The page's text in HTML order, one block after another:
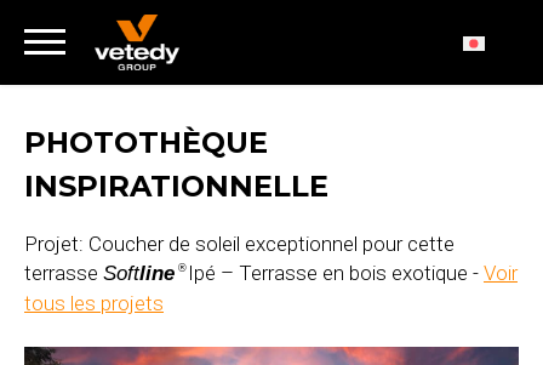
PHOTOTHÈQUE
INSPIRATIONNELLE
Projet: Coucher de soleil exceptionnel pour cette
terrasse Softline ®Ipé – Terrasse en bois exotique - Voir
tous les projets